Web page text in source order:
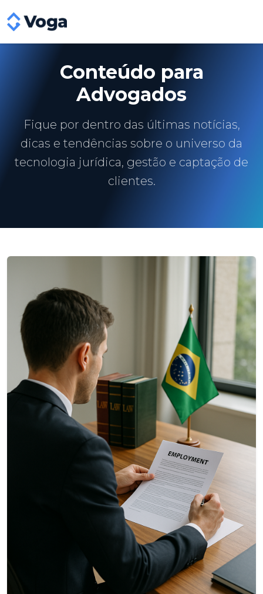
Conteúdo para
Advogados
Fique por dentro das últimas notícias,
dicas e tendências sobre o universo da
tecnologia jurídica, gestão e captação de
clientes.